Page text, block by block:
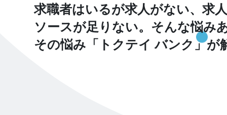
求職者はいるが求人がない、求
ソースが足りない。そんな悩み
その悩み「トクテイ バンク」が